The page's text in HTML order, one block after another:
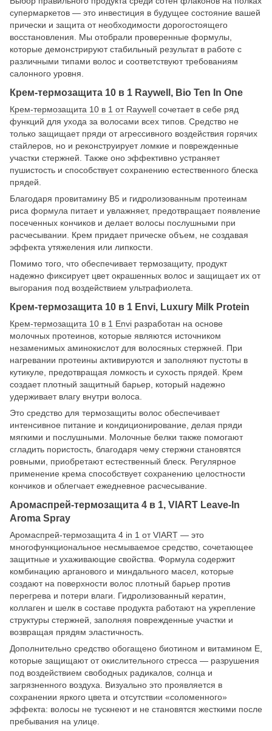
супермаркетов — это инвестиция в будущее состояние вашей
прически и защита от необходимости дорогостоящего
восстановления. Мы отобрали проверенные формулы,
которые демонстрируют стабильный результат в работе с
различными типами волос и соответствуют требованиям
салонного уровня.
Крем-термозащита 10 в 1 Raywell, Bio Ten In One
Крем-термозащита 10 в 1 от Raywell сочетает в себе ряд
функций для ухода за волосами всех типов. Средство не
только защищает пряди от агрессивного воздействия горячих
стайлеров, но и реконструирует ломкие и поврежденные
участки стержней. Также оно эффективно устраняет
пушистость и способствует сохранению естественного блеска
прядей.
Благодаря провитамину B5 и гидролизованным протеинам
риса формула питает и увлажняет, предотвращает появление
посеченных кончиков и делает волосы послушными при
расчесывании. Крем придает прическе объем, не создавая
эффекта утяжеления или липкости.
Помимо того, что обеспечивает термозащиту, продукт
надежно фиксирует цвет окрашенных волос и защищает их от
выгорания под воздействием ультрафиолета.
Крем-термозащита 10 в 1 Envi, Luxury Milk Protein
Крем-термозащита 10 в 1 Envi разработан на основе
молочных протеинов, которые являются источником
незаменимых аминокислот для волосяных стержней. При
нагревании протеины активируются и заполняют пустоты в
кутикуле, предотвращая ломкость и сухость прядей. Крем
создает плотный защитный барьер, который надежно
удерживает влагу внутри волоса.
Это средство для термозащиты волос обеспечивает
интенсивное питание и кондиционирование, делая пряди
мягкими и послушными. Молочные белки также помогают
сгладить пористость, благодаря чему стержни становятся
ровными, приобретают естественный блеск. Регулярное
применение крема способствует сохранению целостности
кончиков и облегчает ежедневное расчесывание.
Аромаспрей-термозащита 4 в 1, VIART Leave-In
Aroma Spray
Аромаспрей-термозащита 4 in 1 от VIART — это
многофункциональное несмываемое средство, сочетающее
защитные и ухаживающие свойства. Формула содержит
комбинацию арганового и миндального масел, которые
создают на поверхности волос плотный барьер против
перегрева и потери влаги. Гидролизованный кератин,
коллаген и шелк в составе продукта работают на укрепление
структуры стержней, заполняя поврежденные участки и
возвращая прядям эластичность.
Дополнительно средство обогащено биотином и витамином Е,
которые защищают от окислительного стресса — разрушения
под воздействием свободных радикалов, солнца и
загрязненного воздуха. Визуально это проявляется в
сохранении яркого цвета и отсутствии «соломенного»
эффекта: волосы не тускнеют и не становятся жесткими после
пребывания на улице.